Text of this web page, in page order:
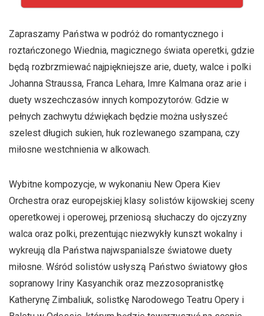
Zapraszamy Państwa w podróż do romantycznego i
roztańczonego Wiednia, magicznego świata operetki, gdzie
będą rozbrzmiewać najpiękniejsze arie, duety, walce i polki
Johanna Straussa, Franca Lehara, Imre Kalmana oraz arie i
duety wszechczasów innych kompozytorów. Gdzie w
pełnych zachwytu dźwiękach będzie można usłyszeć
szelest długich sukien, huk rozlewanego szampana, czy
miłosne westchnienia w alkowach.
Wybitne kompozycje, w wykonaniu New Opera Kiev
Orchestra oraz europejskiej klasy solistów kijowskiej sceny
operetkowej i operowej, przeniosą słuchaczy do ojczyzny
walca oraz polki, prezentując niezwykły kunszt wokalny i
wykreują dla Państwa najwspanialsze światowe duety
miłosne. Wśród solistów usłyszą Państwo światowy głos
sopranowy Iriny Kasyanchik oraz mezzosopranistkę
Katherynę Zimbaliuk, solistkę Narodowego Teatru Opery i